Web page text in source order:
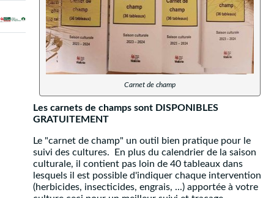
Carnet de champ
Les carnets de champs sont DISPONIBLES
GRATUITEMENT
Le "carnet de champ" un outil bien pratique pour le
suivi des cultures. En plus du calendrier de la saison
culturale, il contient pas loin de 40 tableaux dans
lesquels il est possible d'indiquer chaque intervention
(herbicides, insecticides, engrais, ...) apportée à votre